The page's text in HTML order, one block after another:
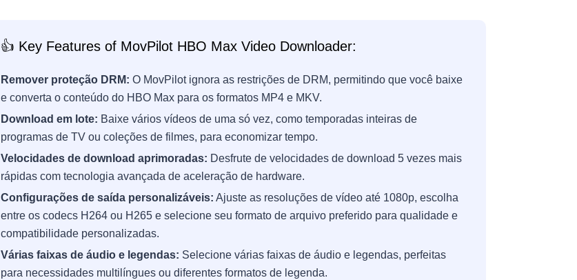
👍 Key Features of MovPilot HBO Max Video Downloader:
Remover proteção DRM: O MovPilot ignora as restrições de DRM, permitindo que você baixe
e converta o conteúdo do HBO Max para os formatos MP4 e MKV.
Download em lote: Baixe vários vídeos de uma só vez, como temporadas inteiras de
programas de TV ou coleções de filmes, para economizar tempo.
Velocidades de download aprimoradas: Desfrute de velocidades de download 5 vezes mais
rápidas com tecnologia avançada de aceleração de hardware.
Configurações de saída personalizáveis: Ajuste as resoluções de vídeo até 1080p, escolha
entre os codecs H264 ou H265 e selecione seu formato de arquivo preferido para qualidade e
compatibilidade personalizadas.
Várias faixas de áudio e legendas: Selecione várias faixas de áudio e legendas, perfeitas
para necessidades multilíngues ou diferentes formatos de legenda.